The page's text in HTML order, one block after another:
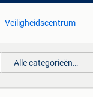
Veiligheidscentrum
Alle categorieën…